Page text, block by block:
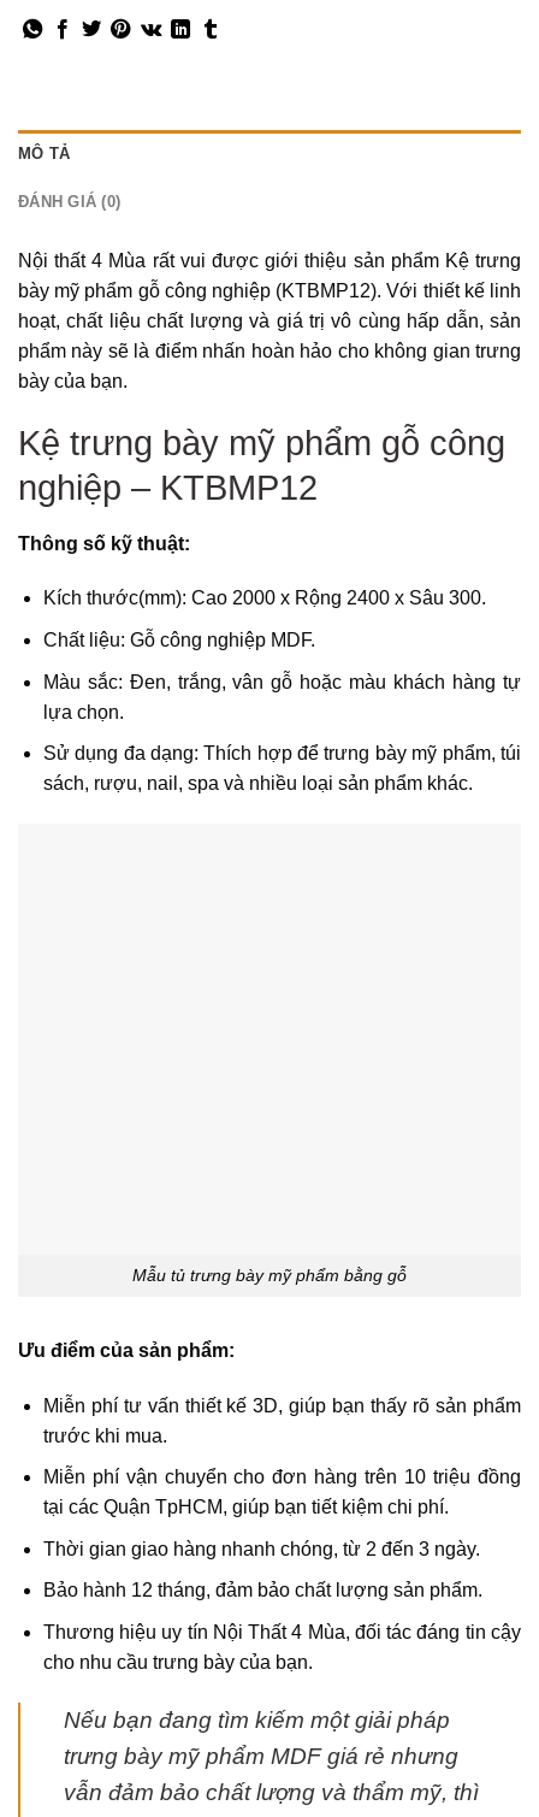
MÔ TẢ
ĐÁNH GIÁ (0)
Nội thất 4 Mùa rất vui được giới thiệu sản phẩm Kệ trưng
bày mỹ phẩm gỗ công nghiệp (KTBMP12). Với thiết kế linh
hoạt, chất liệu chất lượng và giá trị vô cùng hấp dẫn, sản
phẩm này sẽ là điểm nhấn hoàn hảo cho không gian trưng
bày của bạn.
Kệ trưng bày mỹ phẩm gỗ công
nghiệp – KTBMP12
Thông số kỹ thuật:
Kích thước(mm): Cao 2000 x Rộng 2400 x Sâu 300.
Chất liệu: Gỗ công nghiệp MDF.
Màu sắc: Đen, trắng, vân gỗ hoặc màu khách hàng tự
lựa chọn.
Sử dụng đa dạng: Thích hợp để trưng bày mỹ phẩm, túi
sách, rượu, nail, spa và nhiều loại sản phẩm khác.
Mẫu tủ trưng bày mỹ phẩm bằng gỗ
Ưu điểm của sản phẩm:
Miễn phí tư vấn thiết kế 3D, giúp bạn thấy rõ sản phẩm
trước khi mua.
Miễn phí vận chuyển cho đơn hàng trên 10 triệu đồng
tại các Quận TpHCM, giúp bạn tiết kiệm chi phí.
Thời gian giao hàng nhanh chóng, từ 2 đến 3 ngày.
Bảo hành 12 tháng, đảm bảo chất lượng sản phẩm.
Thương hiệu uy tín Nội Thất 4 Mùa, đối tác đáng tin cậy
cho nhu cầu trưng bày của bạn.
Nếu bạn đang tìm kiếm một giải pháp
trưng bày mỹ phẩm MDF giá rẻ nhưng
vẫn đảm bảo chất lượng và thẩm mỹ, thì